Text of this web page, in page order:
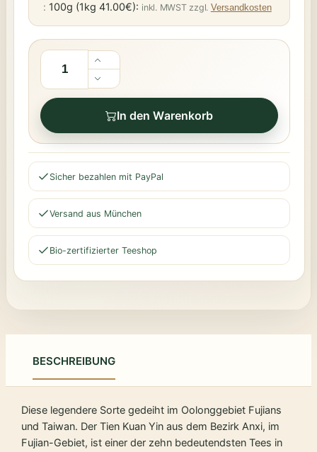
: 100g (1kg 41.00€): inkl. MWST zzgl. Versandkosten
In den Warenkorb
Sicher bezahlen mit PayPal
Versand aus München
Bio-zertifizierter Teeshop
BESCHREIBUNG
Diese legendere Sorte gedeiht im Oolonggebiet Fujians
und Taiwan. Der Tien Kuan Yin aus dem Bezirk Anxi, im
Fujian-Gebiet, ist einer der zehn bedeutendsten Tees in